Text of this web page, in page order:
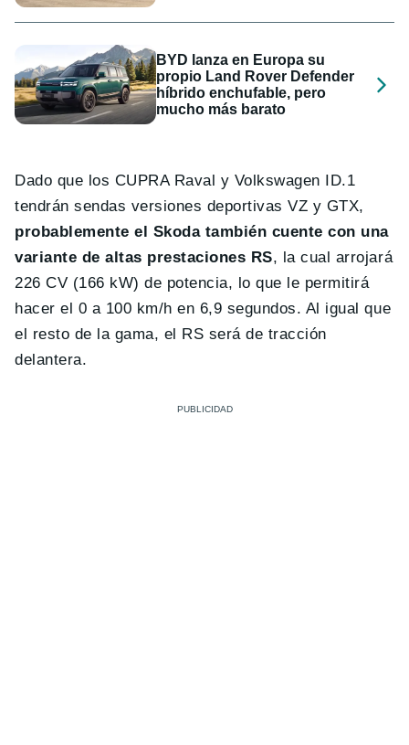
BYD lanza en Europa su
propio Land Rover Defender
híbrido enchufable, pero
mucho más barato
Dado que los CUPRA Raval y Volkswagen ID.1
tendrán sendas versiones deportivas VZ y GTX,
probablemente el Skoda también cuente con una
variante de altas prestaciones RS, la cual arrojará
226 CV (166 kW) de potencia, lo que le permitirá
hacer el 0 a 100 km/h en 6,9 segundos. Al igual que
el resto de la gama, el RS será de tracción
delantera.